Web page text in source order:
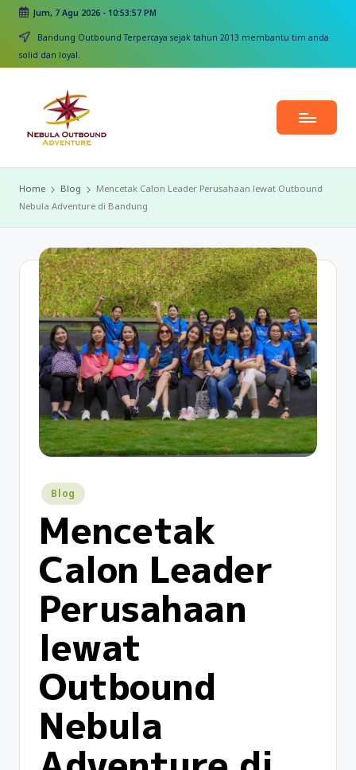
Skip
content
Jum, 7 Agu 2026- 10:53:58 PM
Bandung Outbound Terpercaya sejak tahun 2013 membantu tim anda
solid dan loyal.
Home Blog
Mencetak Calon Leader Perusahaan lewat Outbound
Nebula Adventure di Bandung
Blog
Mencetak
Calon Leader
Perusahaan
lewat
Outbound
Nebula